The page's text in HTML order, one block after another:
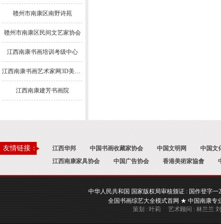
赣州市南康区南野诗苑
赣州市南康区民间文艺家协会
江西南康书画培训考级中心
江西南康书画艺术家网3D美术馆
江西南康建芳书画院
友情链接： 江西华邦 中国书画收藏家协会 中国文明网
中国文
江西南康家具协会
中国广告协会 香港美術家協會
中华人民共和国 国家版权局审核颁证 : 国作登字
全国书画综艺大全模式首网 ★ 中国南康
策划 : 叶莉 艺术顾问 : 林兰兰